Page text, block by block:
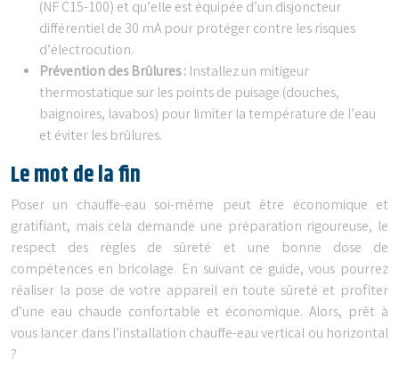
(NF C15-100) et qu’elle est équipée d’un disjoncteur
différentiel de 30 mA pour protéger contre les risques
d’électrocution.
Prévention des Brûlures : Installez un mitigeur
thermostatique sur les points de puisage (douches,
baignoires, lavabos) pour limiter la température de l’eau
et éviter les brûlures.
Le mot de la fin
Poser un chauffe-eau soi-même peut être économique et
gratifiant, mais cela demande une préparation rigoureuse, le
respect des règles de sûreté et une bonne dose de
compétences en bricolage. En suivant ce guide, vous pourrez
réaliser la pose de votre appareil en toute sûreté et profiter
d’une eau chaude confortable et économique. Alors, prêt à
vous lancer dans l’installation chauffe-eau vertical ou horizontal
?